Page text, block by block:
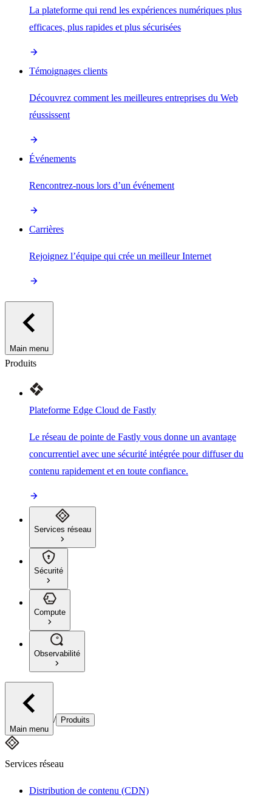
La plateforme qui rend les expériences numériques plus
efficaces, plus rapides et plus sécurisées
Témoignages clients
Découvrez comment les meilleures entreprises du Web
réussissent
Événements
Rencontrez-nous lors d’un événement
Carrières
Rejoignez l’équipe qui crée un meilleur Internet
Main menu
Produits
Plateforme Edge Cloud de Fastly
Le réseau de pointe de Fastly vous donne un avantage
concurrentiel avec une sécurité intégrée pour diffuser du
contenu rapidement et en toute confiance.
Services réseau
Sécurité
Compute
Observabilité
Main menu
/ Produits
Services réseau
Distribution de contenu (CDN)